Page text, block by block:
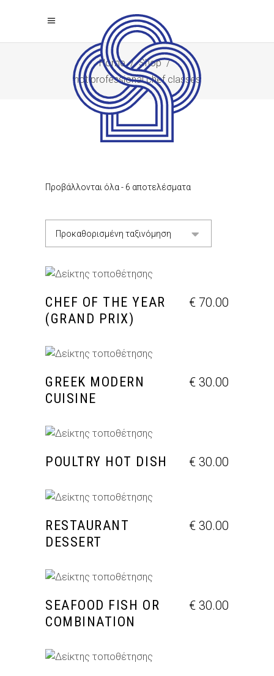
Home/Shop/
hot professional chef classes
Προβάλλονται όλα - 6 αποτελέσματα
Προκαθορισμένη ταξινόμηση
ΠΡΟΣΘΉΚΗ ΣΤΟ ΚΑΛΆΘΙ
CHEF OF THE YEAR
(GRAND PRIX)
€ 70.00
ΠΡΟΣΘΉΚΗ ΣΤΟ ΚΑΛΆΘΙ
GREEK MODERN
CUISINE
€ 30.00
ΠΡΟΣΘΉΚΗ ΣΤΟ ΚΑΛΆΘΙ
POULTRY HOT DISH € 30.00
ΠΡΟΣΘΉΚΗ ΣΤΟ ΚΑΛΆΘΙ
RESTAURANT
DESSERT
€ 30.00
ΠΡΟΣΘΉΚΗ ΣΤΟ ΚΑΛΆΘΙ
SEAFOOD FISH OR
COMBINATION
€ 30.00
ΠΡΟΣΘΉΚΗ ΣΤΟ ΚΑΛΆΘΙ